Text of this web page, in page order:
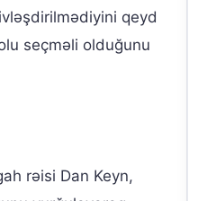
qeyd
seçməli olduğunu
rəisi Dan Keyn,